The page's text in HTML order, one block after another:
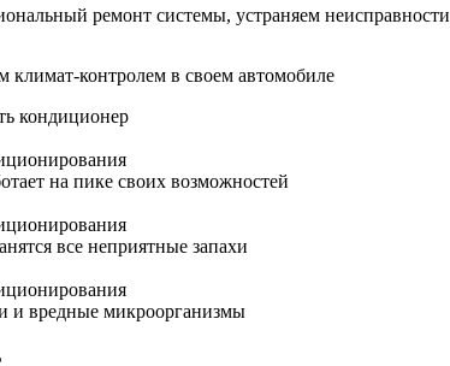
ремонт системы, устраняем неисправности
климат-контролем в своем автомобиле
кондиционер
на пике своих возможностей
все неприятные запахи
и вредные микроорганизмы